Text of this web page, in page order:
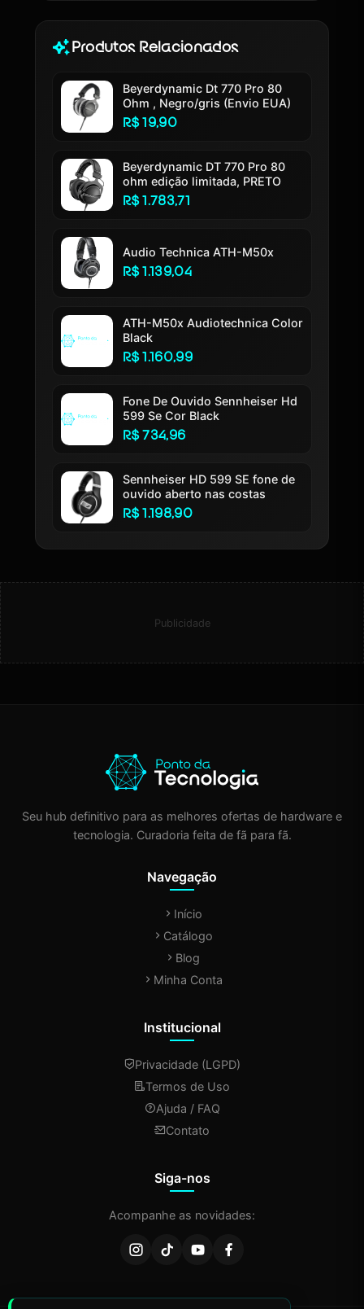
Produtos Relacionados
Beyerdynamic Dt 770 Pro 80
Ohm , Negro/gris (Envio EUA)
R$ 19,90
Beyerdynamic DT 770 Pro 80
ohm edição limitada, PRETO
R$ 1.783,71
Audio Technica ATH-M50x
R$ 1.139,04
ATH-M50x Audiotechnica Color
Black
R$ 1.160,99
Fone De Ouvido Sennheiser Hd
599 Se Cor Black
R$ 734,96
Sennheiser HD 599 SE fone de
ouvido aberto nas costas
R$ 1.198,90
Publicidade
Seu hub definitivo para as melhores ofertas de hardware e
tecnologia. Curadoria feita de fã para fã.
Navegação
Início
Catálogo
Blog
Minha Conta
Institucional
Privacidade (LGPD)
Termos de Uso
Ajuda / FAQ
Contato
Siga-nos
Acompanhe as novidades: